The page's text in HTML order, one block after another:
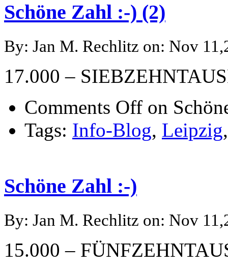
Schöne Zahl :-) (2)
By: Jan M. Rechlitz on: Nov
17.000 –
Comments Off on
Tags: Info-Blog, Leipzig
Schöne Zahl :-)
By: Jan M. Rechlitz on: Nov
15.000 –